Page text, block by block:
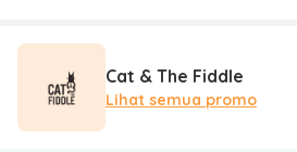
Cat & The Fiddle
Lihat semua promo